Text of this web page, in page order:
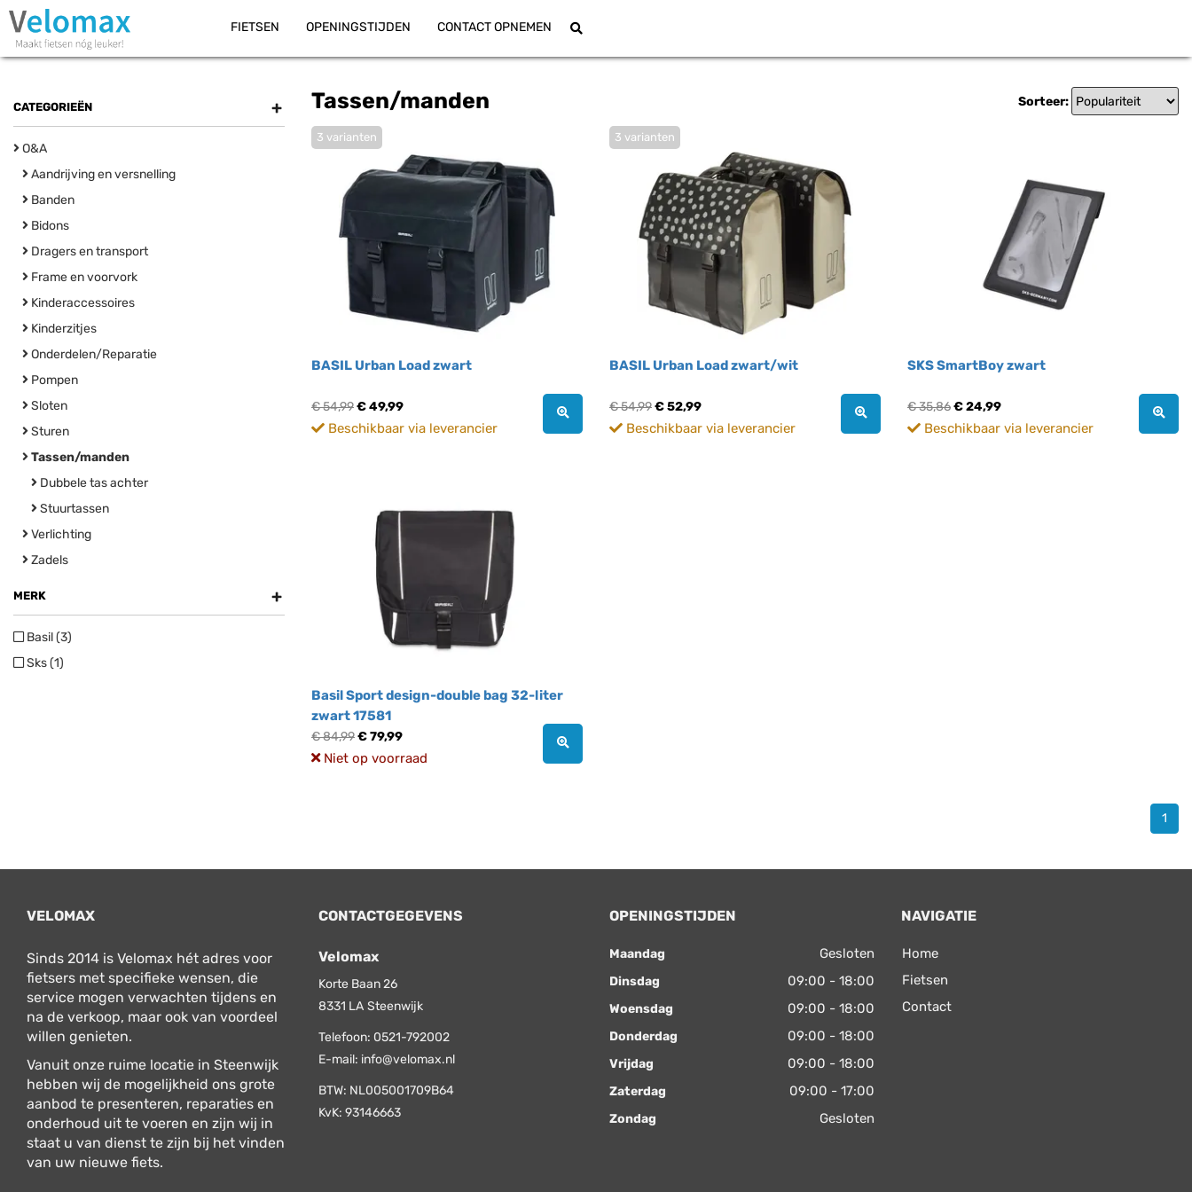
FIETSEN OPENINGSTIJDEN CONTACT OPNEMEN
CATEGORIEËN +
O&A
Aandrijving en versnelling
Banden
Bidons
Dragers en transport
Frame en voorvork
Kinderaccessoires
Kinderzitjes
Onderdelen/Reparatie
Pompen
Sloten
Sturen
Tassen/manden
Dubbele tas achter
Stuurtassen
Verlichting
Zadels
MERK +
Basil (3)
Sks (1)
Tassen/manden Sorteer:
BASIL Urban Load zwart
3 varianten
€ 54,99€ 49,99
Beschikbaar via leverancier
BASIL Urban Load zwart/wit
3 varianten
€ 54,99€ 52,99
Beschikbaar via leverancier
SKS SmartBoy zwart
€ 35,86€ 24,99
Beschikbaar via leverancier
Basil Sport design-double bag 32-liter
zwart 17581
€ 84,99€ 79,99
Niet op voorraad
1
VELOMAX
Sinds 2014 is Velomax hét adres voor
fietsers met specifieke wensen, die
service mogen verwachten tijdens en
na de verkoop, maar ook van voordeel
willen genieten.
Vanuit onze ruime locatie in Steenwijk
hebben wij de mogelijkheid ons grote
aanbod te presenteren, reparaties en
onderhoud uit te voeren en zijn wij in
staat u van dienst te zijn bij het vinden
van uw nieuwe fiets.
CONTACTGEGEVENS
Velomax
Korte Baan 26
8331 LA Steenwijk
Telefoon: 0521-792002
E-mail: info@velomax.nl
BTW: NL005001709B64
KvK: 93146663
OPENINGSTIJDEN
Maandag Gesloten
Dinsdag 09:00 - 18:00
Woensdag 09:00 - 18:00
Donderdag 09:00 - 18:00
Vrijdag 09:00 - 18:00
Zaterdag 09:00 - 17:00
Zondag Gesloten
NAVIGATIE
Home
Fietsen
Contact